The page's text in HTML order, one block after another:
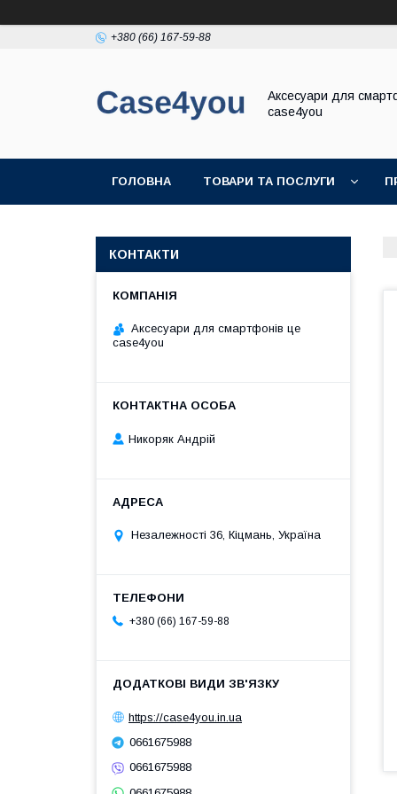
+380 (66) 167-59-88
Аксесуари для
case4you
ГОЛОВНА ТОВАРИ ТА ПОСЛУГИ
КОНТАКТИ
Аксесуари для смартфонів це
case4you
Никоряк Андрій
Незалежності 36, Кіцмань, Україна
+380 (66) 167-59-88
https://case4you.in.ua
0661675988
0661675988